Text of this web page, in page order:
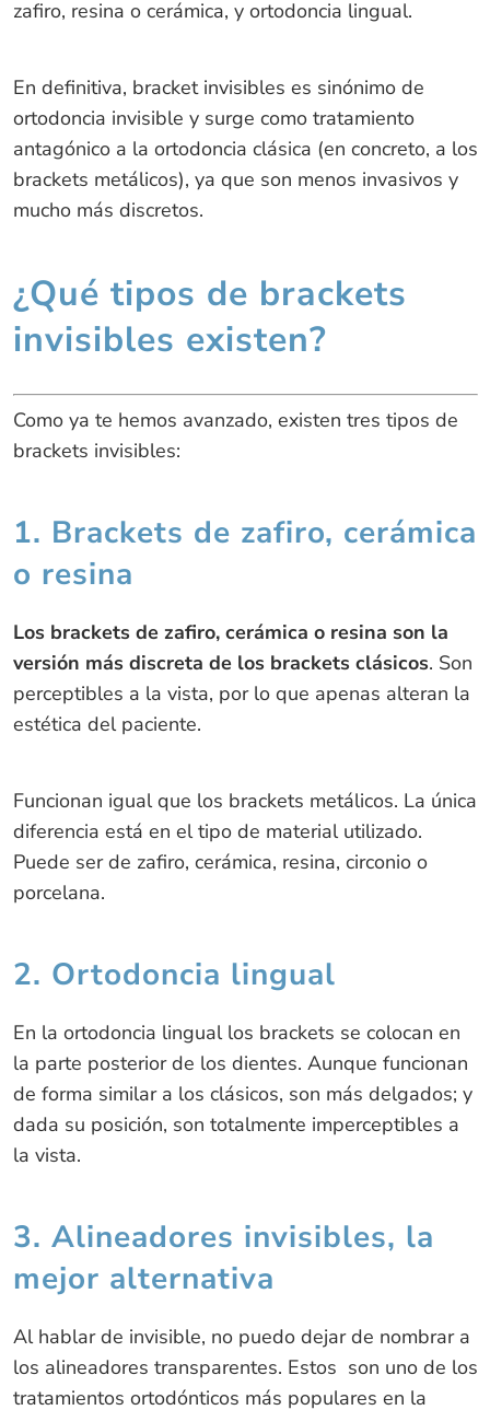
zafiro, resina o cerámica, y ortodoncia lingual.
En definitiva, bracket invisibles es sinónimo de
ortodoncia invisible y surge como tratamiento
antagónico a la ortodoncia clásica (en concreto, a los
brackets metálicos), ya que son menos invasivos y
mucho más discretos.
¿Qué tipos de brackets
invisibles existen?
Como ya te hemos avanzado, existen tres tipos de
brackets invisibles:
1. Brackets de zafiro, cerámica
o resina
Los brackets de zafiro, cerámica o resina son la
versión más discreta de los brackets clásicos. Son
perceptibles a la vista, por lo que apenas alteran la
estética del paciente.
Funcionan igual que los brackets metálicos. La única
diferencia está en el tipo de material utilizado.
Puede ser de zafiro, cerámica, resina, circonio o
porcelana.
2. Ortodoncia lingual
En la ortodoncia lingual los brackets se colocan en
la parte posterior de los dientes. Aunque funcionan
de forma similar a los clásicos, son más delgados; y
dada su posición, son totalmente imperceptibles a
la vista.
3. Alineadores invisibles, la
mejor alternativa
Al hablar de invisible, no puedo dejar de nombrar a
los alineadores transparentes. Estos son uno de los
tratamientos ortodónticos más populares en la